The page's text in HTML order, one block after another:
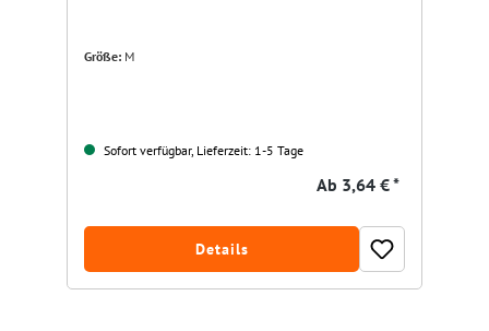
Größe: M
Sofort verfügbar, Lieferzeit: 1-5 Tage
Ab 3,64 € *
Details